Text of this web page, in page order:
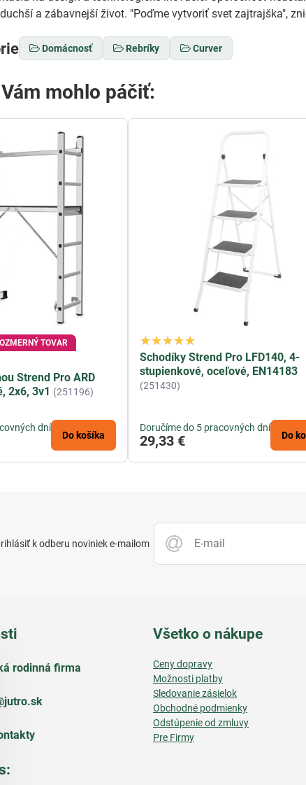
a zábavnejší život. "Poďme vytvoriť svet zajtrajška",
Domácnosť Rebríky Curver
mohlo páčiť:
TOVAR
Strend Pro ARD
2x6, 3v1 (251196)
dní
Do košíka
Schodíky Strend Pro LFD140, 4-
stupienkové, oceľové, EN14183
(251430)
Doručíme do 5 pracovných dní
29,33 € Do
k odberu noviniek e-mailom
rodinná firma
Všetko o nákupe
Ceny dopravy
Možnosti platby
Sledovanie zásielok
Obchodné podmienky
Odstúpenie od zmluvy
Pre Firmy